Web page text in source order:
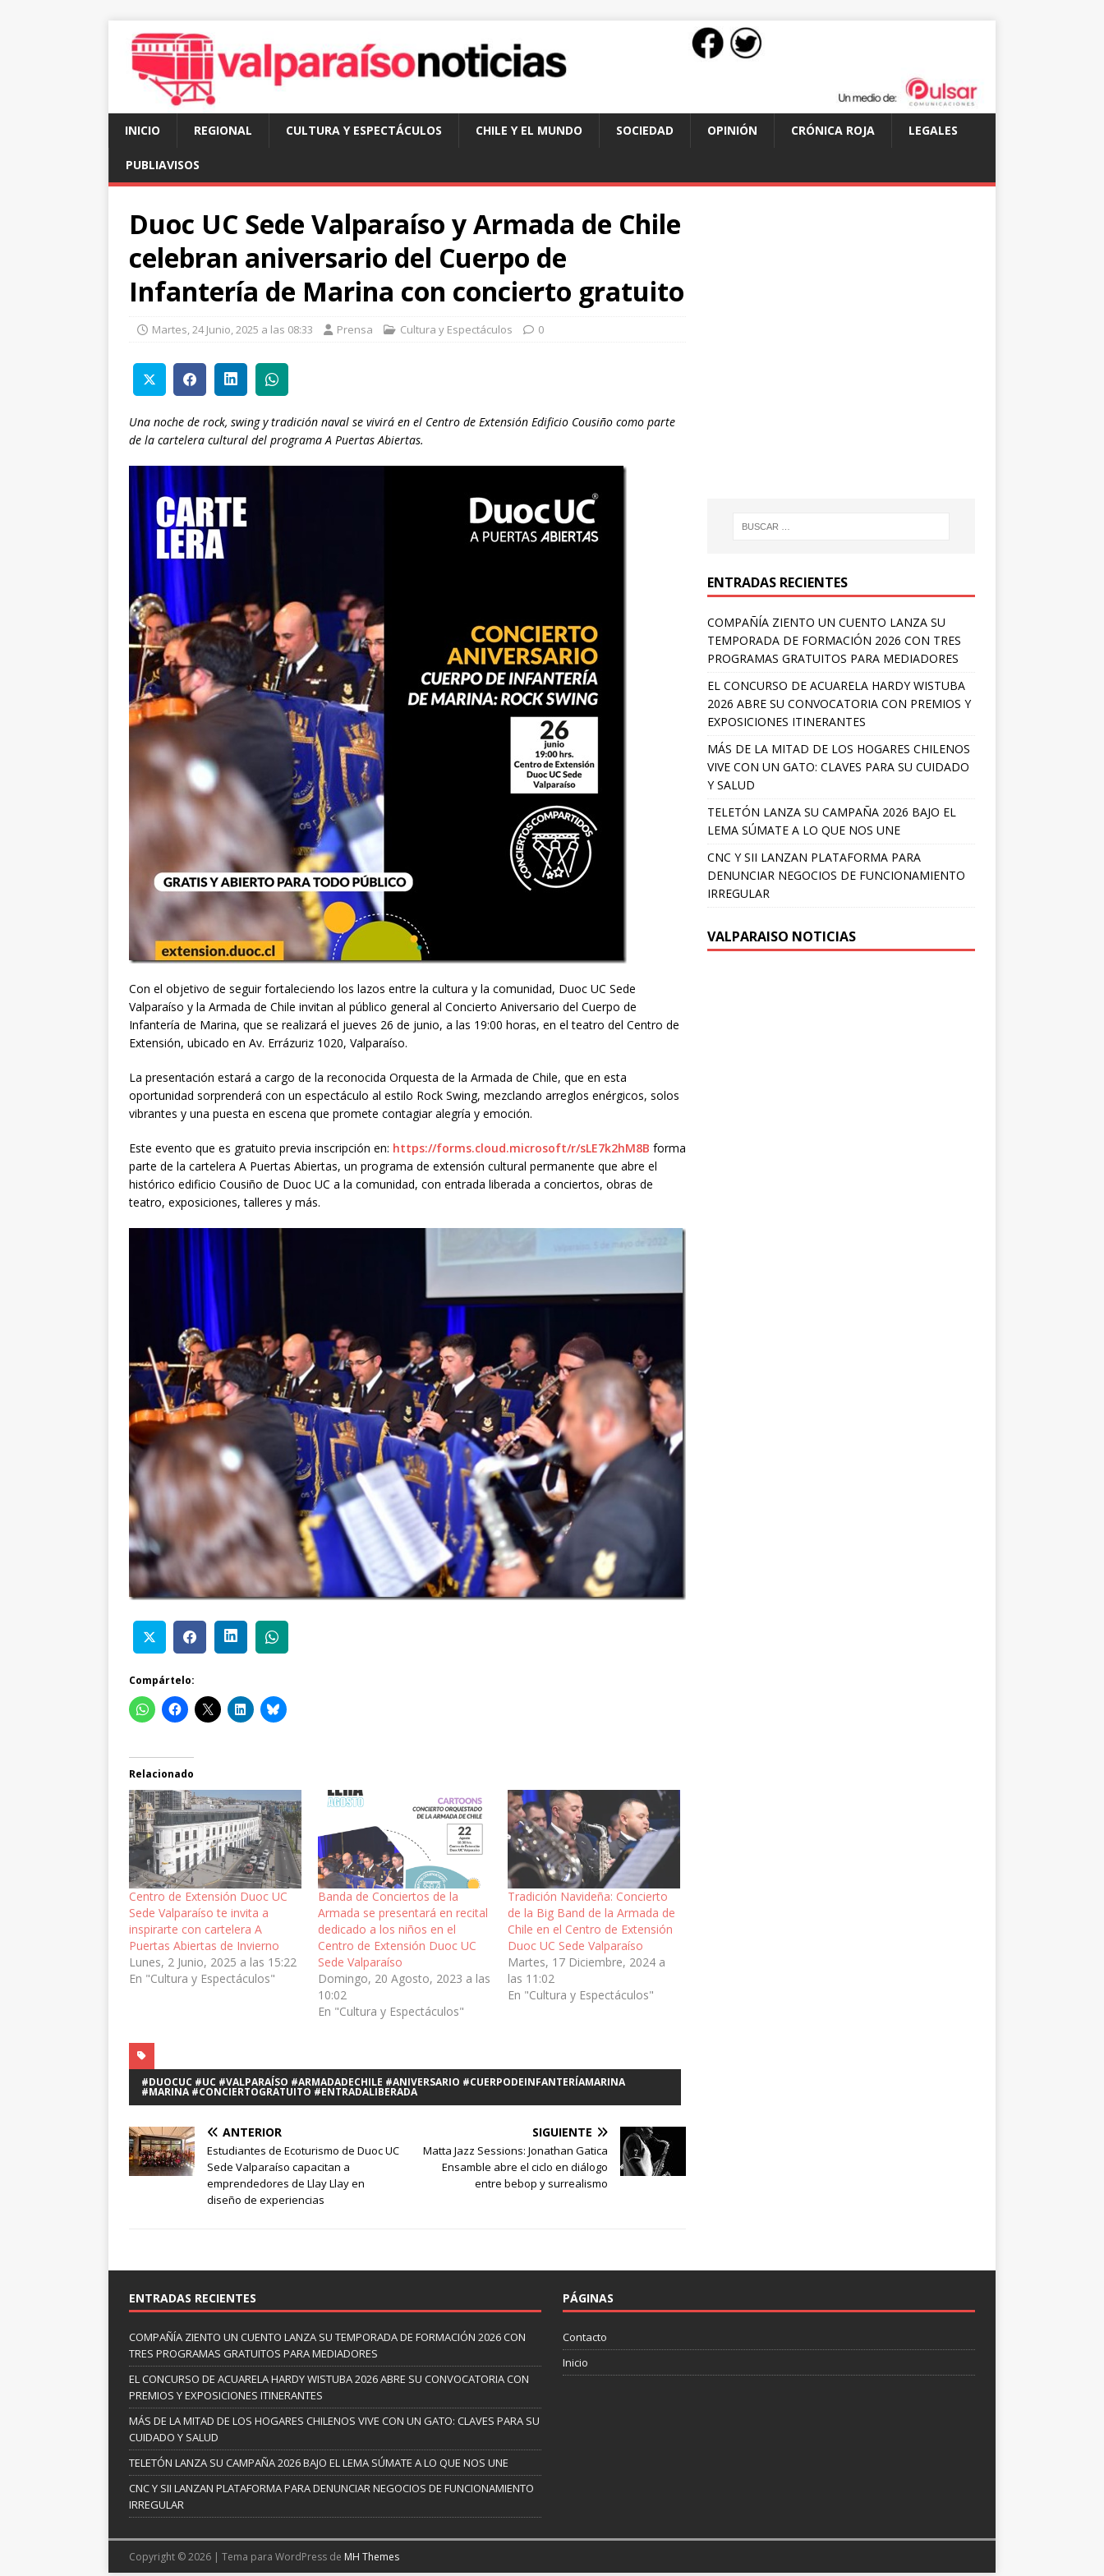
INICIO REGIONAL CULTURA Y ESPECTÁCULOS CHILE Y EL MUNDO SOCIEDAD OPINIÓN CRÓNICA ROJA LEGALES
PUBLIAVISOS
Duoc UC Sede Valparaíso y Armada de Chile
celebran aniversario del Cuerpo de
Infantería de Marina con concierto gratuito
Martes, 24 Junio, 2025 a las 08:33 Prensa Cultura y Espectáculos 0
Una noche de rock, swing y tradición naval se vivirá en el Centro de Extensión Edificio Cousiño como parte
de la cartelera cultural del programa A Puertas Abiertas.
Con el objetivo de seguir fortaleciendo los lazos entre la cultura y la comunidad, Duoc UC Sede
Valparaíso y la Armada de Chile invitan al público general al Concierto Aniversario del Cuerpo de
Infantería de Marina, que se realizará el jueves 26 de junio, a las 19:00 horas, en el teatro del Centro de
Extensión, ubicado en Av. Errázuriz 1020, Valparaíso.
La presentación estará a cargo de la reconocida Orquesta de la Armada de Chile, que en esta
oportunidad sorprenderá con un espectáculo al estilo Rock Swing, mezclando arreglos enérgicos, solos
vibrantes y una puesta en escena que promete contagiar alegría y emoción.
Este evento que es gratuito previa inscripción en: https://forms.cloud.microsoft/r/sLE7k2hM8B forma
parte de la cartelera A Puertas Abiertas, un programa de extensión cultural permanente que abre el
histórico edificio Cousiño de Duoc UC a la comunidad, con entrada liberada a conciertos, obras de
teatro, exposiciones, talleres y más.
Compártelo:
Relacionado
Centro de Extensión Duoc UC
Sede Valparaíso te invita a
inspirarte con cartelera A
Puertas Abiertas de Invierno
Lunes, 2 Junio, 2025 a las 15:22
En "Cultura y Espectáculos"
Banda de Conciertos de la
Armada se presentará en recital
dedicado a los niños en el
Centro de Extensión Duoc UC
Sede Valparaíso
Domingo, 20 Agosto, 2023 a las
10:02
En "Cultura y Espectáculos"
Tradición Navideña: Concierto
de la Big Band de la Armada de
Chile en el Centro de Extensión
Duoc UC Sede Valparaíso
Martes, 17 Diciembre, 2024 a
las 11:02
En "Cultura y Espectáculos"
#DUOCUC #UC #VALPARAÍSO #ARMADADECHILE #ANIVERSARIO #CUERPODEINFANTERÍAMARINA
#MARINA #CONCIERTOGRATUITO #ENTRADALIBERADA
ANTERIOR
Estudiantes de Ecoturismo de Duoc UC
Sede Valparaíso capacitan a
emprendedores de Llay Llay en
diseño de experiencias
SIGUIENTE
Matta Jazz Sessions: Jonathan Gatica
Ensamble abre el ciclo en diálogo
entre bebop y surrealismo
ENTRADAS RECIENTES
COMPAÑÍA ZIENTO UN CUENTO LANZA SU
TEMPORADA DE FORMACIÓN 2026 CON TRES
PROGRAMAS GRATUITOS PARA MEDIADORES
EL CONCURSO DE ACUARELA HARDY WISTUBA
2026 ABRE SU CONVOCATORIA CON PREMIOS Y
EXPOSICIONES ITINERANTES
MÁS DE LA MITAD DE LOS HOGARES CHILENOS
VIVE CON UN GATO: CLAVES PARA SU CUIDADO
Y SALUD
TELETÓN LANZA SU CAMPAÑA 2026 BAJO EL
LEMA SÚMATE A LO QUE NOS UNE
CNC Y SII LANZAN PLATAFORMA PARA
DENUNCIAR NEGOCIOS DE FUNCIONAMIENTO
IRREGULAR
VALPARAISO NOTICIAS
ENTRADAS RECIENTES
COMPAÑÍA ZIENTO UN CUENTO LANZA SU TEMPORADA DE FORMACIÓN 2026 CON
TRES PROGRAMAS GRATUITOS PARA MEDIADORES
EL CONCURSO DE ACUARELA HARDY WISTUBA 2026 ABRE SU CONVOCATORIA CON
PREMIOS Y EXPOSICIONES ITINERANTES
MÁS DE LA MITAD DE LOS HOGARES CHILENOS VIVE CON UN GATO: CLAVES PARA SU
CUIDADO Y SALUD
TELETÓN LANZA SU CAMPAÑA 2026 BAJO EL LEMA SÚMATE A LO QUE NOS UNE
CNC Y SII LANZAN PLATAFORMA PARA DENUNCIAR NEGOCIOS DE FUNCIONAMIENTO
IRREGULAR
PÁGINAS
Contacto
Inicio
Copyright © 2026 | Tema para WordPress de MH Themes